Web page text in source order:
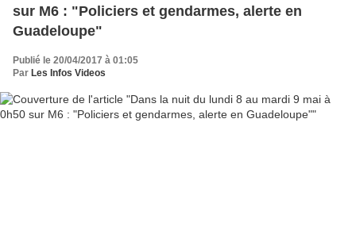
sur M6 : "Policiers et gendarmes, alerte en
Guadeloupe"
Publié le 20/04/2017 à 01:05
Par Les Infos Videos